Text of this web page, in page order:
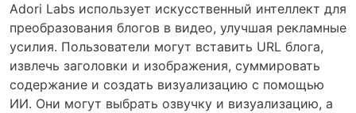
Adori Labs использует искусственный интеллект для
преобразования блогов в видео, улучшая рекламные
усилия. Пользователи могут вставить URL блога,
извлечь заголовки и изображения, суммировать
содержание и создать визуализацию с помощью
ИИ. Они могут выбрать озвучку и визуализацию, а